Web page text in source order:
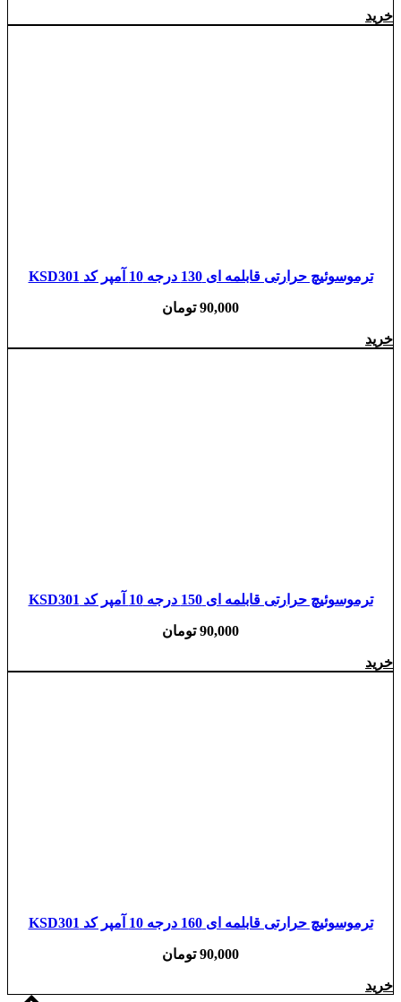
خرید
ترموسوئیچ حرارتی قابلمه ای 130 درجه 10 آمپر کد KSD301
90,000 تومان
خرید
ترموسوئیچ حرارتی قابلمه ای 150 درجه 10 آمپر کد KSD301
90,000 تومان
خرید
ترموسوئیچ حرارتی قابلمه ای 160 درجه 10 آمپر کد KSD301
90,000 تومان
خرید